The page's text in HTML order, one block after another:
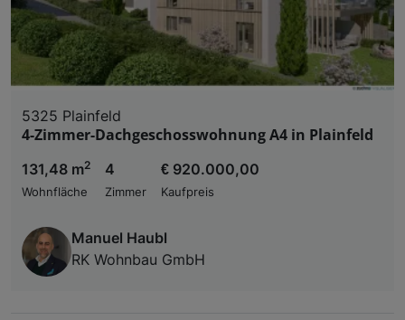
5325 Plainfeld
4-Zimmer-Dachgeschosswohnung A4 in Plainfeld
131,48 m2
Wohnfläche
4
Zimmer
€ 920.000,00
Kaufpreis
Manuel Haubl
RK Wohnbau GmbH